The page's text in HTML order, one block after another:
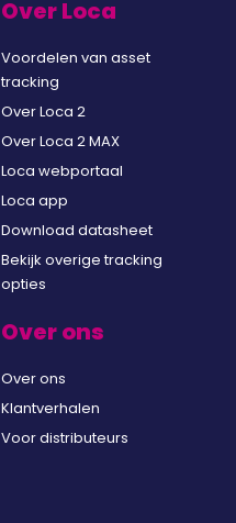
Over Loca
Voordelen van asset
tracking
Over Loca 2
Over Loca 2 MAX
Loca webportaal
Loca app
Download datasheet
Bekijk overige tracking
opties
Over ons
Over ons
Klantverhalen
Voor distributeurs